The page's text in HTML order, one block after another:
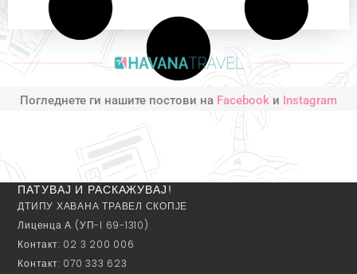
Погледнете ги нашите постови на Facebook и Instagram
ПАТУВАЈ И РАСКАЖУВАЈ!
ДТИПУ ХАВАНА ТРАВЕЛ СКОПЈЕ
Лиценца А (УП-I 69-1310)
Контакт: 02 3 200 006
Контакт: 070 333 623